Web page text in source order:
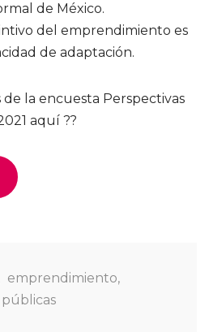
de México.
del emprendimiento es
de adaptación.
la encuesta Perspectivas
aquí ??
emprendimiento,